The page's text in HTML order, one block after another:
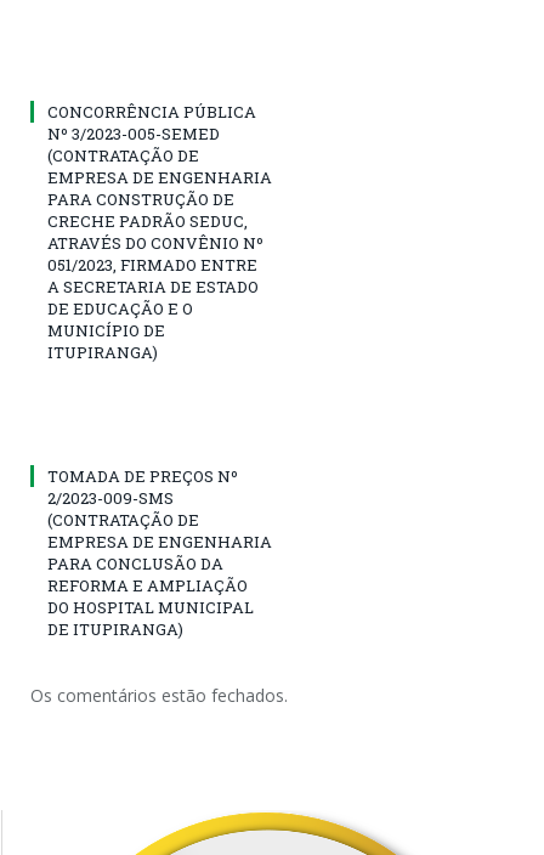
CONCORRÊNCIA PÚBLICA
Nº 3/2023-005-SEMED
(CONTRATAÇÃO DE
EMPRESA DE ENGENHARIA
PARA CONSTRUÇÃO DE
CRECHE PADRÃO SEDUC,
ATRAVÉS DO CONVÊNIO Nº
051/2023, FIRMADO ENTRE
A SECRETARIA DE ESTADO
DE EDUCAÇÃO E O
MUNICÍPIO DE
ITUPIRANGA)
TOMADA DE PREÇOS Nº
2/2023-009-SMS
(CONTRATAÇÃO DE
EMPRESA DE ENGENHARIA
PARA CONCLUSÃO DA
REFORMA E AMPLIAÇÃO
DO HOSPITAL MUNICIPAL
DE ITUPIRANGA)
Os comentários estão fechados.